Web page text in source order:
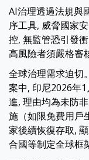
AI治理透過法規與
序工具, 威脅國家
控, 無監管恐引發
高風險者須嚴格審
全球治理需求迫切
案中, 印尼2026年
進, 理由均為未防
施（如限免費用戶
家後續恢復存取,
合國等制定全球框